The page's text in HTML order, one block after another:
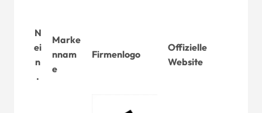
N
ei
n
.
Marke
nnam
e
Firmenlogo
Offizielle
Website